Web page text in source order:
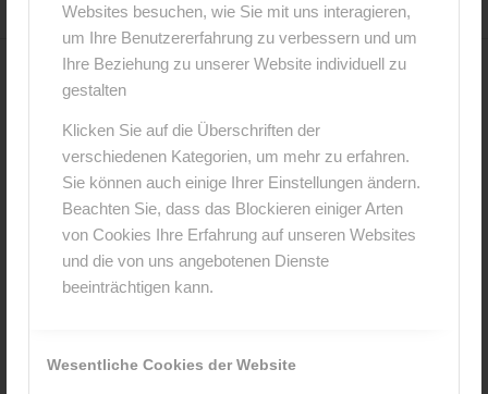
Websites besuchen, wie Sie mit uns interagieren,
um Ihre Benutzererfahrung zu verbessern und um
Ihre Beziehung zu unserer Website individuell zu
gestalten
Klicken Sie auf die Überschriften der
verschiedenen Kategorien, um mehr zu erfahren.
Sie können auch einige Ihrer Einstellungen ändern.
Beachten Sie, dass das Blockieren einiger Arten
von Cookies Ihre Erfahrung auf unseren Websites
und die von uns angebotenen Dienste
beeinträchtigen kann.
Wesentliche Cookies der Website
KOMMENTARE
Hinterlasse einen Kommentar
An der Diskussion beteiligen?
Hinterlasse uns deinen Kommentar!